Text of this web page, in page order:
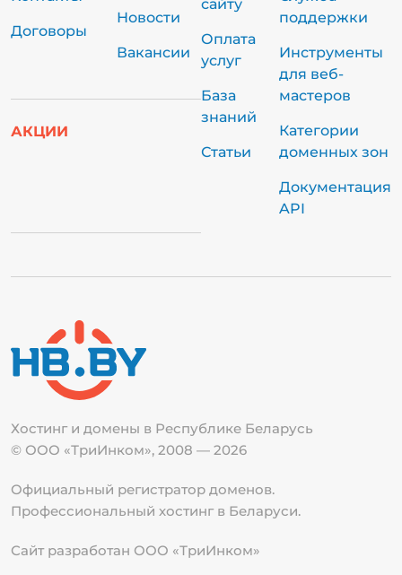
Договоры
Новости
Вакансии
АКЦИИ
сайту
Оплата
услуг
База
знаний
Статьи
поддержки
Инструменты
для веб-
мастеров
Категории
доменных зон
Документация
API
Хостинг и домены в Республике Беларусь
© ООО «ТриИнком», 2008 — 2026
Официальный регистратор доменов.
Профессиональный хостинг в Беларуси.
Сайт разработан ООО «ТриИнком»